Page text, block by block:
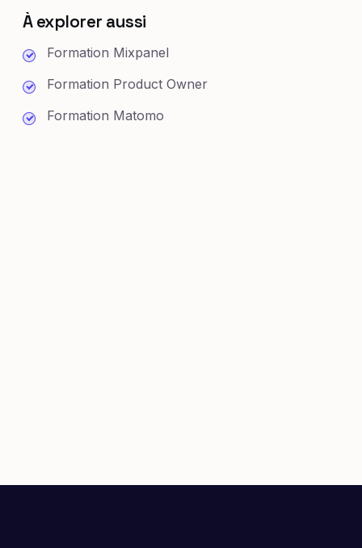
À explorer aussi
Formation Mixpanel
Formation Product Owner
Formation Matomo